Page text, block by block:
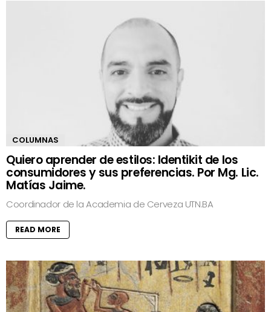
COLUMNAS
Quiero aprender de estilos: Identikit de los
consumidores y sus preferencias. Por Mg. Lic.
Matías Jaime.
Coordinador de la Academia de Cerveza UTN.BA
READ MORE